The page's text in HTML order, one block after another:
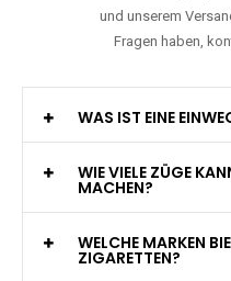
und unserem
Fragen haben,
WAS IST EINE
WIE VIELE ZÜGE
MACHEN?
WELCHE MARKEN
ZIGARETTEN?